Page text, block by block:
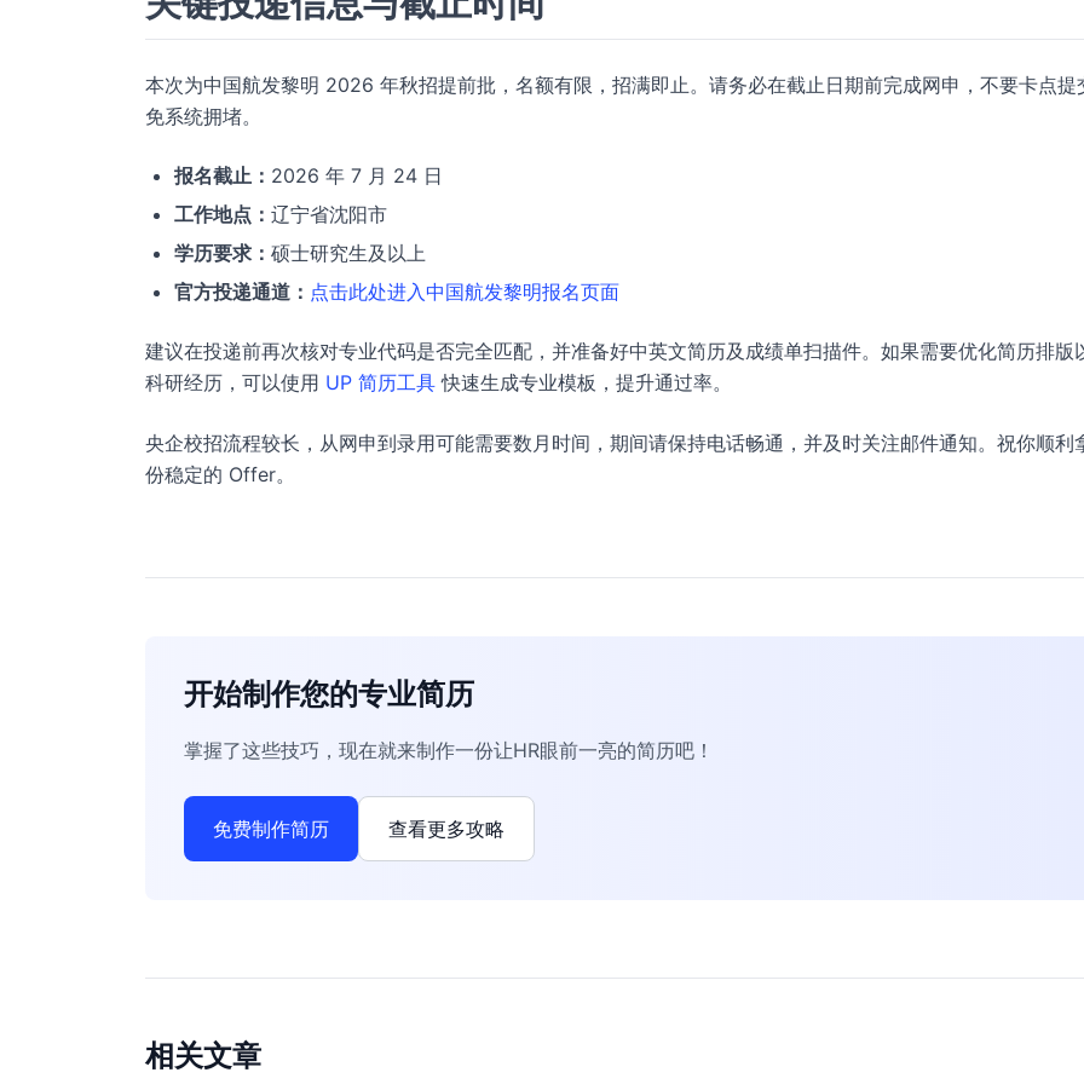
本次为中国航发黎明 2026 年秋招提前批，名额有限，招满即止。请务必在截止日期前完成网申，不要卡点提
免系统拥堵。
报名截止： 2026 年 7 月 24 日
工作地点： 辽宁省沈阳市
学历要求： 硕士研究生及以上
官方投递通道： 点击此处进入中国航发黎明报名页面
建议在投递前再次核对专业代码是否完全匹配，并准备好中英文简历及成绩单扫描件。如果需要优化简历排版
科研经历，可以使用 UP 简历工具 快速生成专业模板，提升通过率。
央企校招流程较长，从网申到录用可能需要数月时间，期间请保持电话畅通，并及时关注邮件通知。祝你顺利
份稳定的 Offer。
开始制作您的专业简历
掌握了这些技巧，现在就来制作一份让HR眼前一亮的简历吧！
免费制作简历 查看更多攻略
相关文章